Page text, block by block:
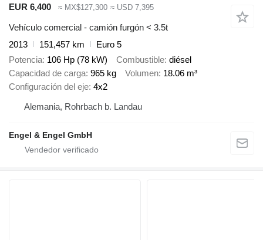
EUR 6,400 ≈ MX$127,300 ≈ USD 7,395
Vehículo comercial - camión furgón < 3.5t
2013
151,457 km
Euro 5
Potencia 106 Hp (78 kW) Combustible diésel
Capacidad de carga 965 kg Volumen 18.06 m³
Configuración del eje 4x2
Alemania, Rohrbach b. Landau
Engel & Engel GmbH